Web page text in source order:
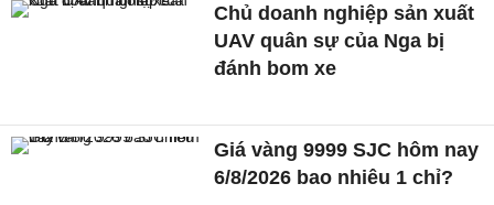
Chủ doanh nghiệp sản xuất
UAV quân sự của Nga bị
đánh bom xe
Giá vàng 9999 SJC hôm nay
6/8/2026 bao nhiêu 1 chỉ?